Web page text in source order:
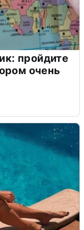
пройдите
очень